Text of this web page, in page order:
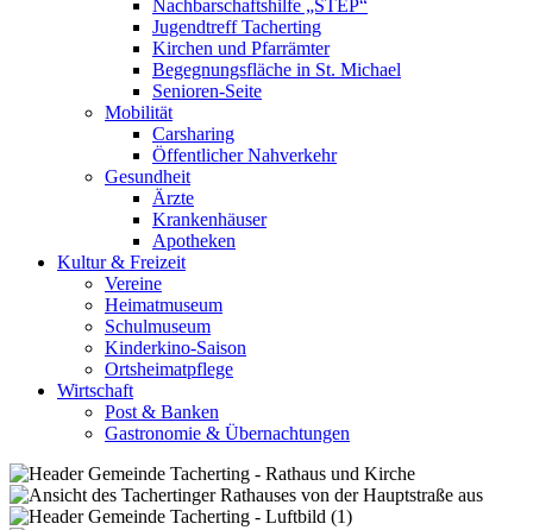
Nachbarschaftshilfe „STEP“
Jugendtreff Tacherting
Kirchen und Pfarrämter
Begegnungsfläche in St. Michael
Senioren-Seite
Mobilität
Carsharing
Öffentlicher Nahverkehr
Gesundheit
Ärzte
Krankenhäuser
Apotheken
Kultur & Freizeit
Vereine
Heimatmuseum
Schulmuseum
Kinderkino-Saison
Ortsheimatpflege
Wirtschaft
Post & Banken
Gastronomie & Übernachtungen